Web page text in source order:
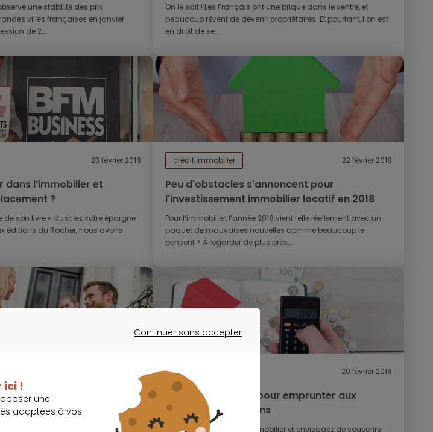
une stabilité des prix
villes françaises en janvier
de 2...
On le sait ! Les Français ont une brique dans le ventre, et
beaucoup rêvent de devenir propriétaires. Et pourtant, l’on est
en droit de se...
23 février 2018
l’immobilier et
?
de son livre « Musclez votre épargne
éditions du Rocher, nous avons
crédit immobilier 22 février 2018
Peu d'obstacles s'annoncent pour
l'investissement immobilier locatif en 2018
Pour l’immobilier, l’année 2018 vient-elle réellement avec un
paquet de mauvaises nouvelles comme beaucoup le
pensent ? À regarder de plus près,...
d'achat immobilier des
20 grandes villes
immobilier des acquéreurs
crédit immobilier 20 février 2018
Quelques conseils pour emprunter aux
meilleures conditions
Si vous avez un projet immobilier et envisagez de souscrire
Continuer sans accepter
ici !
une
adaptées à vos